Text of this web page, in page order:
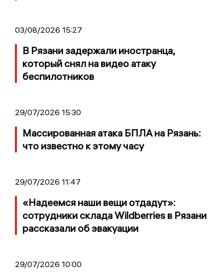
03/08/2026 15:27
В Рязани задержали иностранца,
который снял на видео атаку
беспилотников
29/07/2026 15:30
Массированная атака БПЛА на Рязань:
что известно к этому часу
29/07/2026 11:47
«Надеемся наши вещи отдадут»:
сотрудники склада Wildberries в Рязани
рассказали об эвакуации
29/07/2026 10:00